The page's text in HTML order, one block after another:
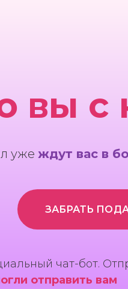
вы с
уже ждут вас в
чат-бот.
отправить вам
ЗАБРАТЬ